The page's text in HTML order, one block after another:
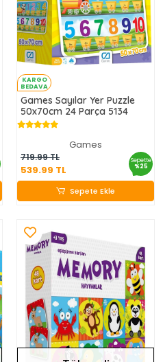
KARGO
BEDAVA
Games Sayılar Yer Puzzle
50x70cm 24 Parça 5134
Games
719.99 TL
539.99 TL
Sepette
%25
539.99 TL
Sepete Ekle